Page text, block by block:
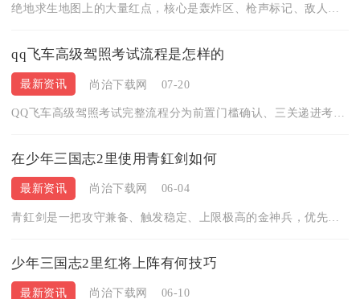
qq飞车高级驾照考试流程是怎样的
最新资讯 尚治下载网 07-20
在少年三国志2里使用青釭剑如何
最新资讯 尚治下载网 06-04
少年三国志2里红将上阵有何技巧
最新资讯 尚治下载网 06-10